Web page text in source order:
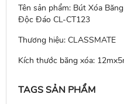
Tên sản phẩm: Bút Xóa
Độc Đáo CL-CT123
Thương hiệu: CLASSMATE
Kích thước băng xóa:
TAGS SẢN PHẨM